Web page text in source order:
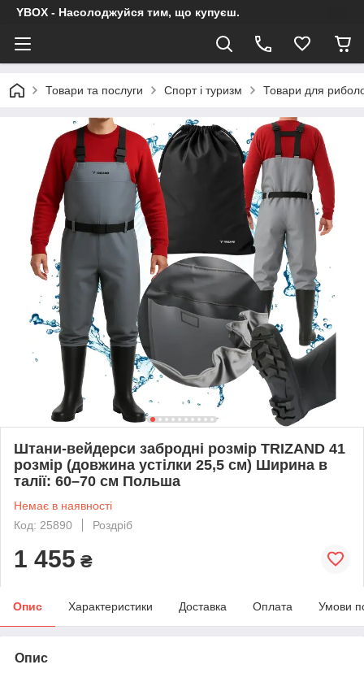
YBOX - Насолоджуйся тим, що купуєш.
Товари та послуги Спорт і туризм Товари для
Штани-вейдерси забродні розмір TRIZAND 41
розмір (довжина устілки 25,5 см) Ширина в
талії: 60–70 см Польша
Немає в наявності
Код: 25890
Роздріб
1 455 ₴
Опис Характеристики Доставка Оплата Умови
Опис